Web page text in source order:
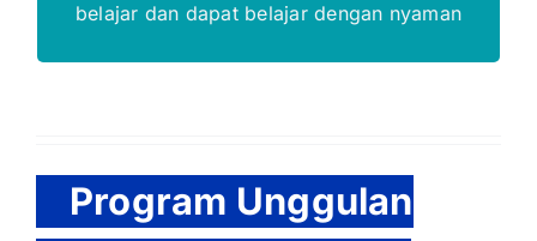
belajar dan dapat belajar dengan nyaman
Program Unggulan